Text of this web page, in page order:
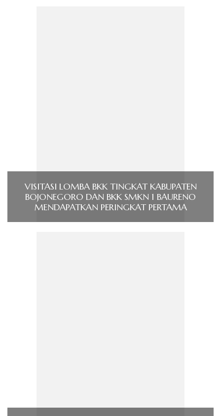
VISITASI LOMBA BKK TINGKAT KABUPATEN
BOJONEGORO DAN BKK SMKN 1 BAURENO
MENDAPATKAN PERINGKAT PERTAMA